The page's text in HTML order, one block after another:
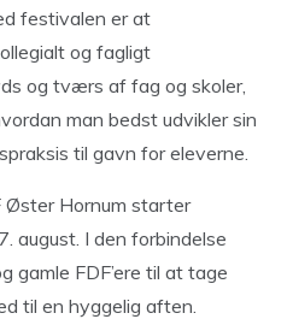
festivalen er at
og fagligt
og tværs af fag og skoler,
man bedst udvikler sin
til gavn for eleverne.
Øster Hornum starter
august. I den forbindelse
gamle FDF’ere til at tage
til en hyggelig aften.